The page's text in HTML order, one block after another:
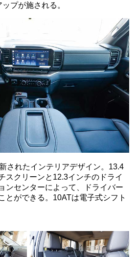
プが施される。
されたインテリアデザイン。13.4
スクリーンと12.3インチのドライ
ンセンターによって、ドライバー
とができる。10ATは電子式シフト